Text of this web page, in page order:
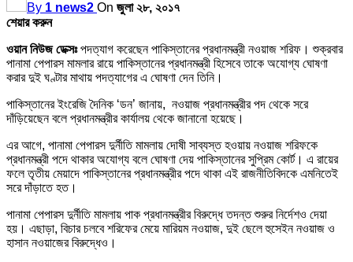
By 1 news2 On জুলা ২৮, ২০১৭
শেয়ার করুন
ওয়ান নিউজ ডেক্সঃপদত্যাগ করেছেন পাকিস্তানের প্রধানমন্ত্রী নওয়াজ শরিফ। শুক্রবার
পানামা পেপারস মামলার রায়ে পাকিস্তানের প্রধানমন্ত্রী হিসেবে তাকে অযোগ্য ঘোষণা
করার দুই ঘণ্টার মাথায় পদত্যাগের এ ঘোষণা দেন তিনি।
পাকিস্তানের ইংরেজি দৈনিক ‘ডন’ জানায়, নওয়াজ প্রধানমন্ত্রীর পদ থেকে সরে
দাঁড়িয়েছেন বলে প্রধানমন্ত্রীর কার্যালয় থেকে জানানো হয়েছে।
এর আগে, পানামা পেপারস দুর্নীতি মামলায় দোষী সাব্যস্ত হওয়ায় নওয়াজ শরিফকে
প্রধানমন্ত্রী পদে থাকার অযোগ্য বলে ঘোষণা দেয় পাকিস্তানের সুপ্রিম কোর্ট। এ রায়ের
ফলে তৃতীয় মেয়াদে পাকিস্তানের প্রধানমন্ত্রীর পদে থাকা এই রাজনীতিবিদকে এমনিতেই
সরে দাঁড়াতে হত।
পানামা পেপারস দুর্নীতি মামলায় পাক প্রধানমন্ত্রীর বিরুদ্ধে তদন্ত শুরুর নির্দেশও দেয়া
হয়। এছাড়া, বিচার চলবে শরিফের মেয়ে মারিয়ম নওয়াজ, দুই ছেলে হুসেইন নওয়াজ ও
হাসান নওয়াজের বিরুদ্ধেও।